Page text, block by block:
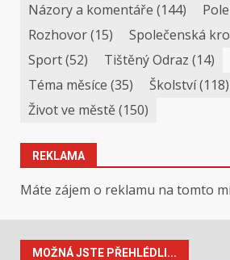
Názory a komentáře (144)
Rozhovor(15) Společenská
Sport(52) Tištěný Odraz (14)
Téma měsíce (35) Školství(118)
Život ve městě(150)
REKLAMA
Máte zájem o reklamu na tomto
MOŽNÁ JSTE PŘEHLÉDLI...